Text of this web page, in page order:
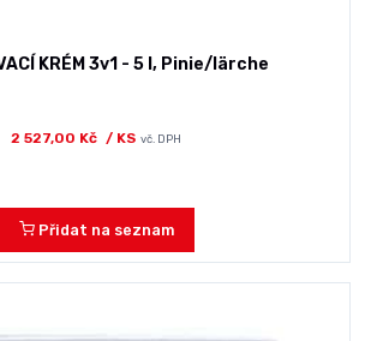
KRÉM 3v1 - 5 l, Pinie/lärche
2 527,00 Kč / KS vč. DPH
Přidat na seznam